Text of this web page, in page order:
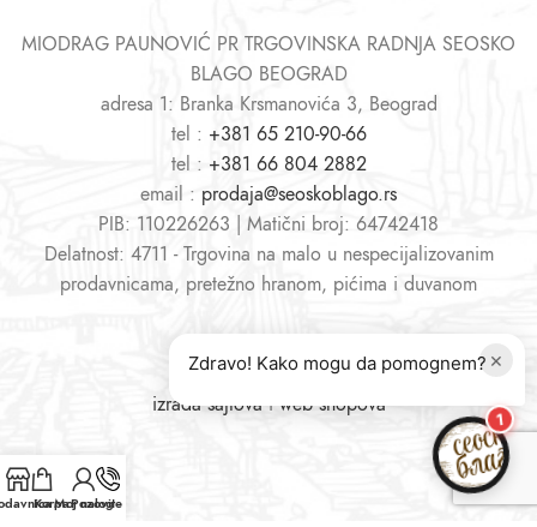
MIODRAG PAUNOVIĆ PR TRGOVINSKA RADNJA SEOSKO
BLAGO BEOGRAD
adresa 1: Branka Krsmanovića 3, Beograd
tel : +381 65 210-90-66
tel : +381 66 804 2882
email : prodaja@seoskoblago.rs
PIB: 110226263 | Matični broj: 64742418
Delatnost: 4711 - Trgovina na malo u nespecijalizovanim
prodavnicama, pretežno hranom, pićima i duvanom
izrada sajtovaiweb shopova
KorpaMoj nalog
Pozovite nas
×
Zdravo! Kako mogu da pomognem?
1